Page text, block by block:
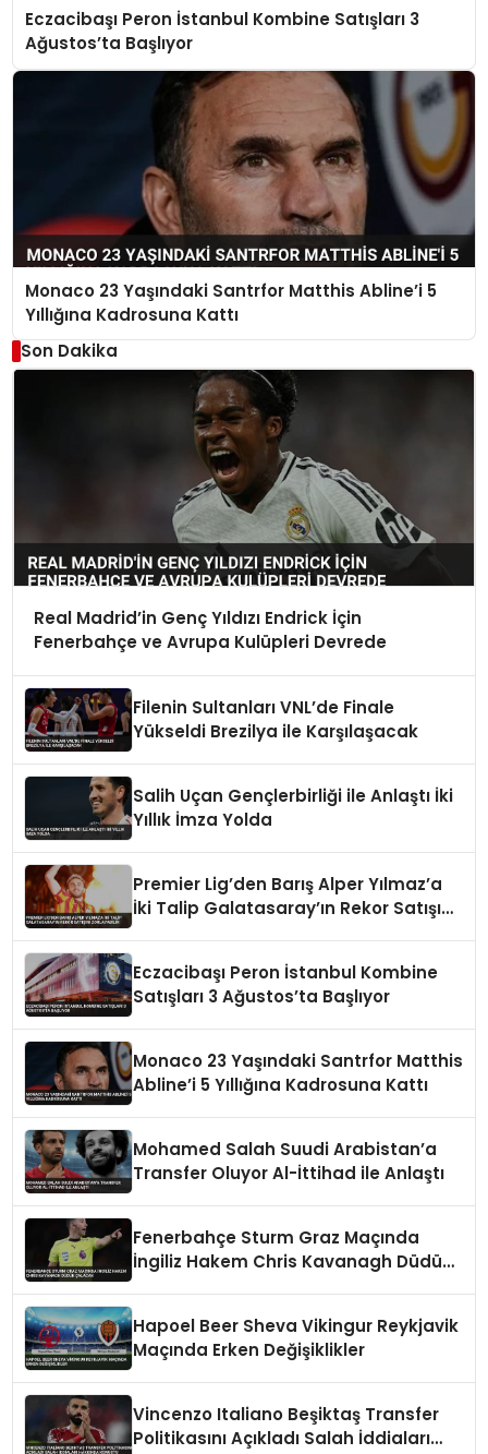
Eczacibaşı Peron İstanbul Kombine Satışları 3
Ağustos’ta Başlıyor
Monaco 23 Yaşındaki Santrfor Matthis Abline’i 5
Yıllığına Kadrosuna Kattı
Son Dakika
Real Madrid’in Genç Yıldızı Endrick İçin
Fenerbahçe ve Avrupa Kulüpleri Devrede
Filenin Sultanları VNL’de Finale
Yükseldi Brezilya ile Karşılaşacak
Salih Uçan Gençlerbirliği ile Anlaştı İki
Yıllık İmza Yolda
Premier Lig’den Barış Alper Yılmaz’a
İki Talip Galatasaray’ın Rekor Satışını
Eczacibaşı Peron İstanbul Kombine
Satışları 3 Ağustos’ta Başlıyor
Monaco 23 Yaşındaki Santrfor Matthis
Abline’i 5 Yıllığına Kadrosuna Kattı
Mohamed Salah Suudi Arabistan’a
Transfer Oluyor Al-İttihad ile Anlaştı
Fenerbahçe Sturm Graz Maçında
İngiliz Hakem Chris Kavanagh Düdük
Hapoel Beer Sheva Vikingur Reykjavik
Maçında Erken Değişiklikler
Vincenzo Italiano Beşiktaş Transfer
Politikasını Açıkladı Salah İddiaları